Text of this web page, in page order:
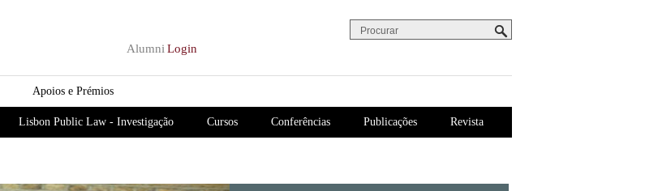
Alumni Login
Formulário de procura
Apoios e Prémios
Revista
Publicações
Conferências
Cursos
Lisbon Public Law - Investigação